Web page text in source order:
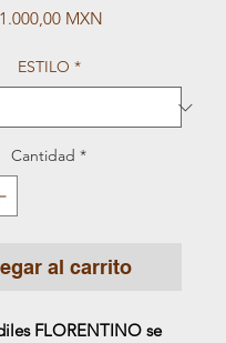
MXNPrecio
ESTILO *
Cantidad *
al carrito
FLORENTINO se